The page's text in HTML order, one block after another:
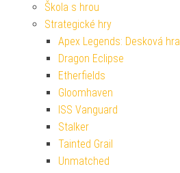
Škola s hrou
Strategické hry
Apex Legends: Desková hra
Dragon Eclipse
Etherfields
Gloomhaven
ISS Vanguard
Stalker
Tainted Grail
Unmatched